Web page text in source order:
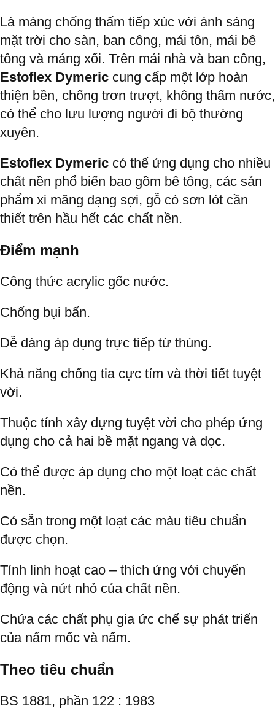
Là màng chống thấm tiếp xúc với ánh sáng
mặt trời cho sàn, ban công, mái tôn, mái bê
tông và máng xối. Trên mái nhà và ban công,
Estoflex Dymeric cung cấp một lớp hoàn
thiện bền, chống trơn trượt, không thấm nước,
có thể cho lưu lượng người đi bộ thường
xuyên.
Estoflex Dymeric có thể ứng dụng cho nhiều
chất nền phổ biến bao gồm bê tông, các sản
phẩm xi măng dạng sợi, gỗ có sơn lót cần
thiết trên hầu hết các chất nền.
Điểm mạnh
Công thức acrylic gốc nước.
Chống bụi bẩn.
Dễ dàng áp dụng trực tiếp từ thùng.
Khả năng chống tia cực tím và thời tiết tuyệt
vời.
Thuộc tính xây dựng tuyệt vời cho phép ứng
dụng cho cả hai bề mặt ngang và dọc.
Có thể được áp dụng cho một loạt các chất
nền.
Có sẵn trong một loạt các màu tiêu chuẩn
được chọn.
Tính linh hoạt cao – thích ứng với chuyển
động và nứt nhỏ của chất nền.
Chứa các chất phụ gia ức chế sự phát triển
của nấm mốc và nấm.
Theo tiêu chuẩn
BS 1881, phần 122 : 1983